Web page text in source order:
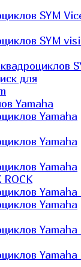
SYM
SYM
для
Yamaha
Yamaha
Yamaha
Yamaha
ROCK
Yamaha
Yamaha